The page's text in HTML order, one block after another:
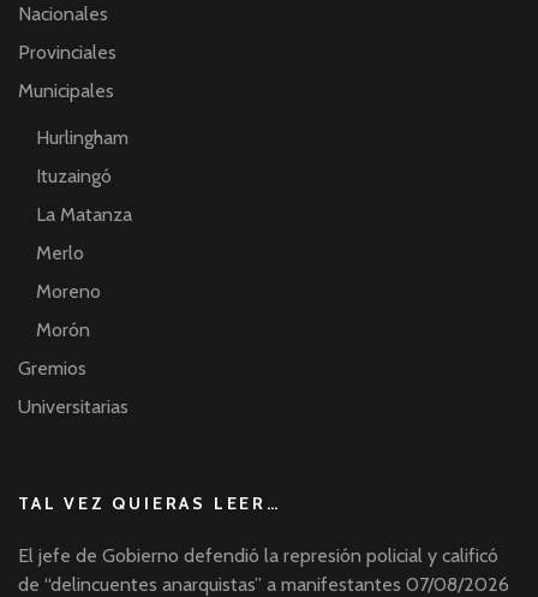
Nacionales
Provinciales
Municipales
Hurlingham
Ituzaingó
La Matanza
Merlo
Moreno
Morón
Gremios
Universitarias
TAL VEZ QUIERAS LEER…
El jefe de Gobierno defendió la represión policial y calificó
de “delincuentes anarquistas” a manifestantes 07/08/2026